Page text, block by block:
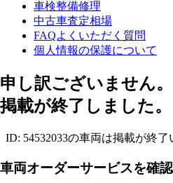
車検整備修理
中古車査定相場
FAQよくいただく質問
個人情報の保護について
申し訳ございません
掲載が終了しました。
ID: 54532033の車両は掲載が終了
車両オーダーサービスを確